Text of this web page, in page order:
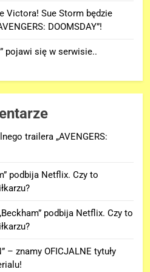
Victora! Sue Storm będzie
DOOMSDAY”!
pojawi się w serwisie..
trailera „AVENGERS:
podbija Netflix. Czy to
podbija Netflix. Czy to
– znamy OFICJALNE tytuły
TRAILER „GTA VI” pojawi
w serwisie.. NETFLIX!
może wyglądać ulepszony